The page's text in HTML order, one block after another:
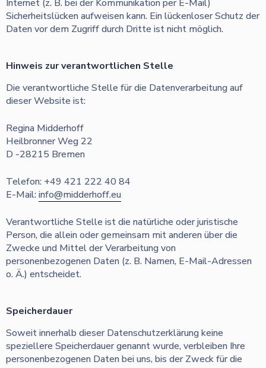
Internet (z. B. bei der Kommunikation per E-Mail)
Sicherheitslücken aufweisen kann. Ein lückenloser Schutz der
Daten vor dem Zugriff durch Dritte ist nicht möglich.
Hinweis zur verantwortlichen Stelle
Die verantwortliche Stelle für die Datenverarbeitung auf
dieser Website ist:
Regina Midderhoff
Heilbronner Weg 22
D -28215 Bremen
Telefon: +49 421 222 40 84
E-Mail:info@midderhoff.eu
Verantwortliche Stelle ist die natürliche oder juristische
Person, die allein oder gemeinsam mit anderen über die
Zwecke und Mittel der Verarbeitung von
personenbezogenen Daten (z. B. Namen, E-Mail-Adressen
o. Ä.) entscheidet.
Speicherdauer
Soweit innerhalb dieser Datenschutzerklärung keine
speziellere Speicherdauer genannt wurde, verbleiben Ihre
personenbezogenen Daten bei uns, bis der Zweck für die